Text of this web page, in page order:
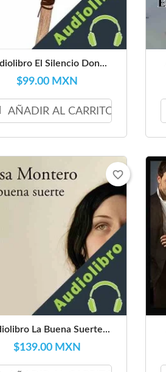
El Silencio Don...
$99.00 MXN
AÑADIR AL CARRITO
La Buena Suerte...
$139.00 MXN
favorite_border